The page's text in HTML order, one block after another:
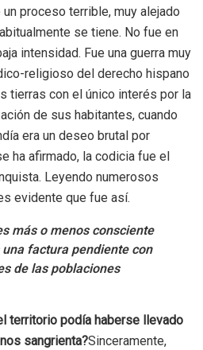
proceso terrible, muy alejado
se tiene. No fue en
intensidad. Fue una guerra muy
religioso del derecho hispano
tierras con el único interés por la
de sus habitantes, cuando
era un deseo brutal por
ha afirmado, la codicia fue el
Leyendo numerosos
evidente que fue así.
más o menos consciente
factura pendiente con
de las poblaciones
territorio podía haberse llevado
sangrienta?Sinceramente,